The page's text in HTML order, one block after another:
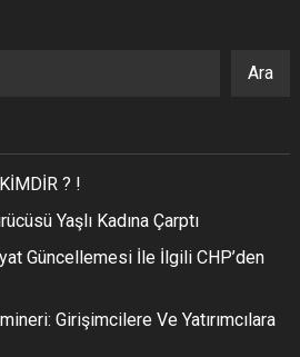
Ara
? !
Yaşlı Kadına Çarptı
Güncellemesi İle İlgili CHP’den
Girişimcilere Ve Yatırımcılara